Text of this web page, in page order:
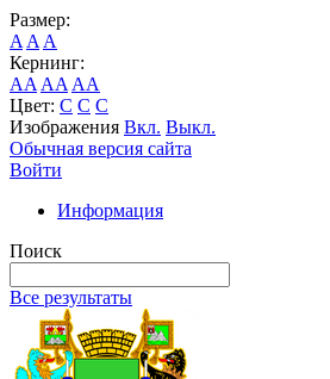
Размер:
A A A
Кернинг:
AA AA AA
Цвет: C C C
Изображения Вкл. Выкл.
Обычная версия сайта
Войти
Информация
Поиск
Все результаты